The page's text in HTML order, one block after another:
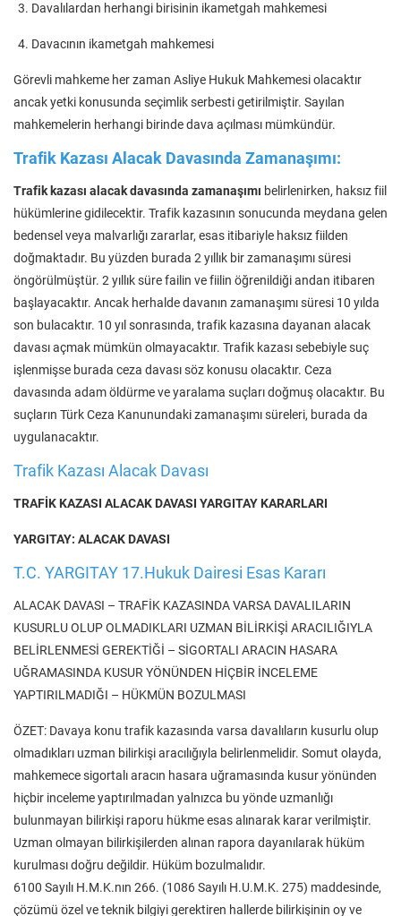
Davalılardan herhangi birisinin ikametgah mahkemesi
Davacının ikametgah mahkemesi
Görevli mahkeme her zaman Asliye Hukuk Mahkemesi olacaktır
ancak yetki konusunda seçimlik serbesti getirilmiştir. Sayılan
mahkemelerin herhangi birinde dava açılması mümkündür.
Trafik Kazası Alacak Davasında Zamanaşımı:
Trafik kazası alacak davasında zamanaşımı belirlenirken, haksız fiil
hükümlerine gidilecektir. Trafik kazasının sonucunda meydana gelen
bedensel veya malvarlığı zararlar, esas itibariyle haksız fiilden
doğmaktadır. Bu yüzden burada 2 yıllık bir zamanaşımı süresi
öngörülmüştür. 2 yıllık süre failin ve fiilin öğrenildiği andan itibaren
başlayacaktır. Ancak herhalde davanın zamanaşımı süresi 10 yılda
son bulacaktır. 10 yıl sonrasında, trafik kazasına dayanan alacak
davası açmak mümkün olmayacaktır. Trafik kazası sebebiyle suç
işlenmişse burada ceza davası söz konusu olacaktır. Ceza
davasında adam öldürme ve yaralama suçları doğmuş olacaktır. Bu
suçların Türk Ceza Kanunundaki zamanaşımı süreleri, burada da
uygulanacaktır.
Trafik Kazası Alacak Davası
TRAFİK KAZASI ALACAK DAVASI YARGITAY KARARLARI
YARGITAY: ALACAK DAVASI
T.C. YARGITAY 17.Hukuk Dairesi Esas Kararı
ALACAK DAVASI – TRAFİK KAZASINDA VARSA DAVALILARIN
KUSURLU OLUP OLMADIKLARI UZMAN BİLİRKİŞİ ARACILIĞIYLA
BELİRLENMESİ GEREKTİĞİ – SİGORTALI ARACIN HASARA
UĞRAMASINDA KUSUR YÖNÜNDEN HİÇBİR İNCELEME
YAPTIRILMADIĞI – HÜKMÜN BOZULMASI
ÖZET: Davaya konu trafik kazasında varsa davalıların kusurlu olup
olmadıkları uzman bilirkişi aracılığıyla belirlenmelidir. Somut olayda,
mahkemece sigortalı aracın hasara uğramasında kusur yönünden
hiçbir inceleme yaptırılmadan yalnızca bu yönde uzmanlığı
bulunmayan bilirkişi raporu hükme esas alınarak karar verilmiştir.
Uzman olmayan bilirkişilerden alınan rapora dayanılarak hüküm
kurulması doğru değildir. Hüküm bozulmalıdır.
6100 Sayılı H.M.K.nın 266. (1086 Sayılı H.U.M.K. 275) maddesinde,
çözümü özel ve teknik bilgiyi gerektiren hallerde bilirkişinin oy ve